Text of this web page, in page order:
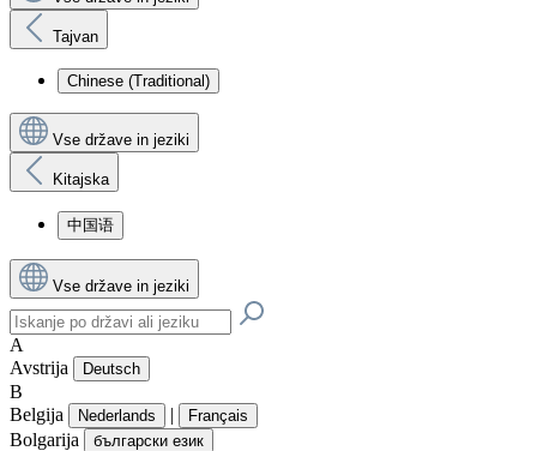
Tajvan
Chinese (Traditional)
Vse države in jeziki
Kitajska
中国语
Vse države in jeziki
A
Avstrija
Deutsch
B
Belgija
Nederlands | Français
Bolgarija български език